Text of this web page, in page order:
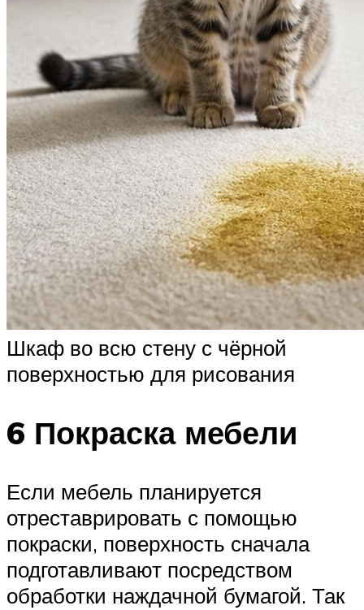
Шкаф во всю стену с чёрной
поверхностью для рисования
6 Покраска мебели
Если мебель планируется
отреставрировать с помощью
покраски, поверхность сначала
подготавливают посредством
обработки наждачной бумагой. Так